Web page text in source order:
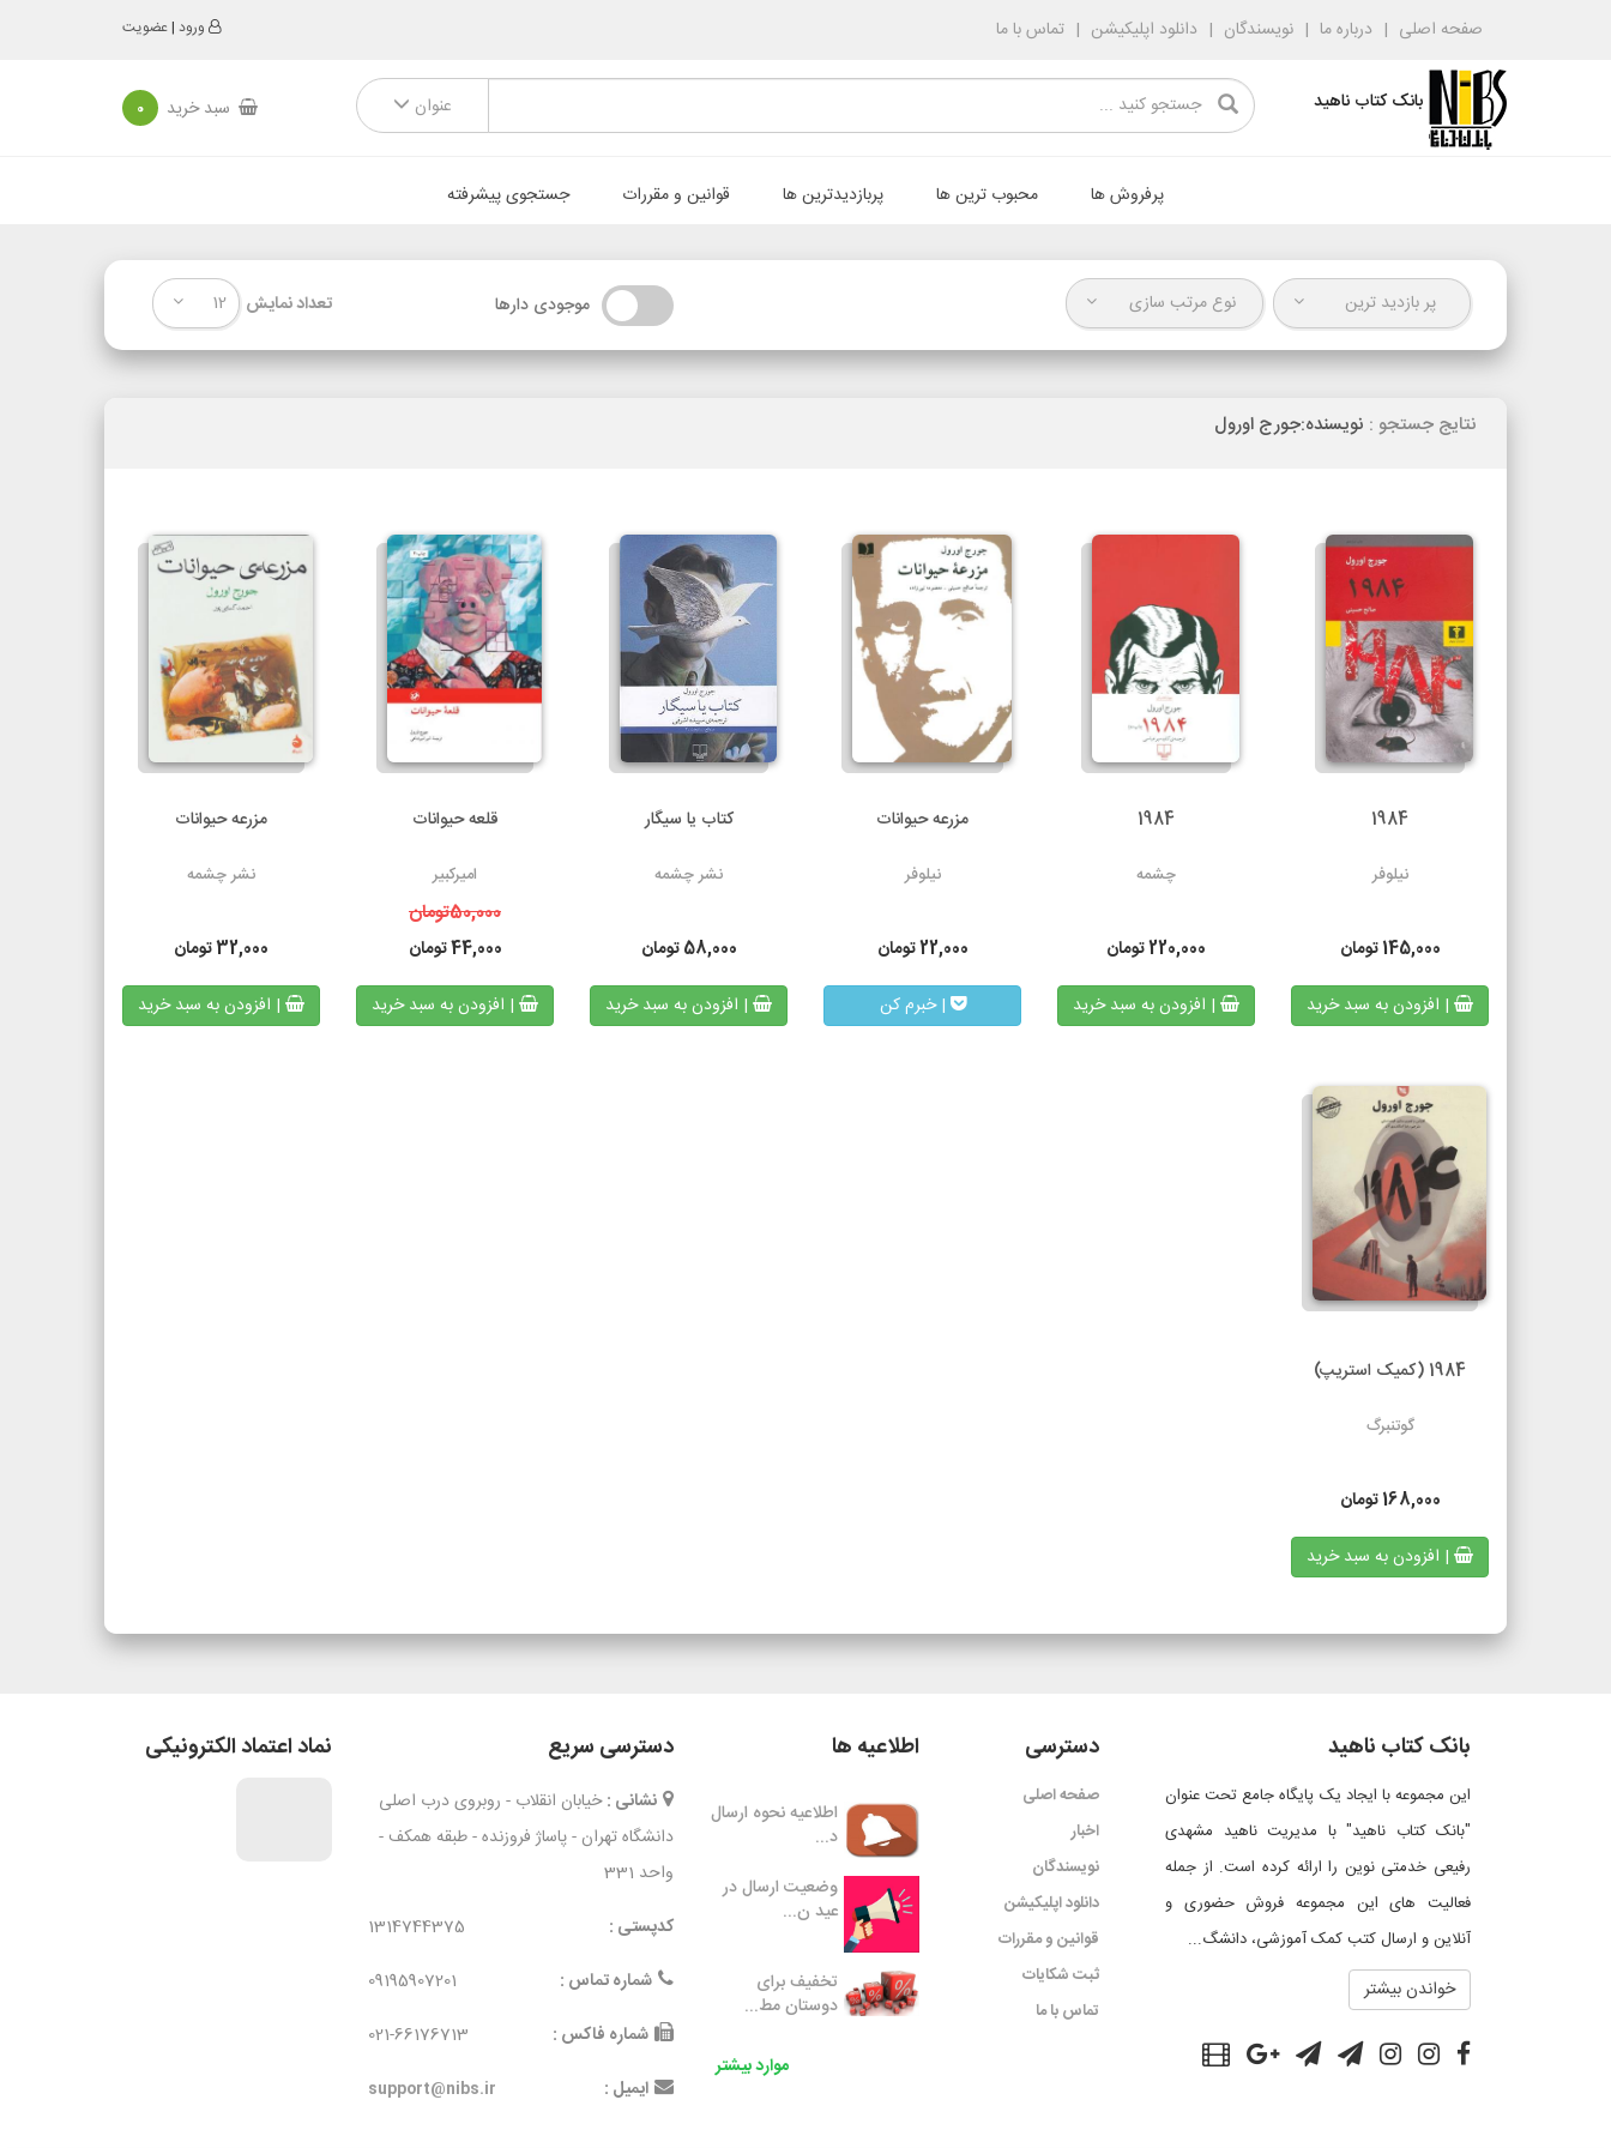
صفحه اصلی درباره ما نویسندگان دانلود اپلیکیشن تماس با ما ورود |عضویت
بانک کتاب ناهید عنوان سبد خرید 0
پرفروش ها محبوب ترین ها پربازدیدترین ها قوانین و مقررات جستجوی پیشرفته
پر بازدید ترین نوع مرتب سازی موجودی دارها تعداد نمایش 12
نتایج جستجو : نویسنده:جورج اورول
1984
نیلوفر
145,000تومان
| افزودن به سبد خرید
1984
چشمه
220,000تومان
| افزودن به سبد خرید
مزرعه حیوانات
نیلوفر
22,000تومان
| خبرم کن
کتاب یا سیگار
نشر چشمه
58,000تومان
| افزودن به سبد خرید
قلعه حیوانات
امیرکبیر
50,000تومان
44,000تومان
| افزودن به سبد خرید
مزرعه حیوانات
نشر چشمه
32,000تومان
| افزودن به سبد خرید
1984 (کمیک استریپ)
گوتنبرگ
168,000تومان
| افزودن به سبد خرید
بانک کتاب ناهید
این مجموعه با ایجاد یک پایگاه جامع تحت عنوان
"بانک کتاب ناهید" با مدیریت ناهید مشهدی
رفیعی خدمتی نوین را ارائه کرده است. از جمله
فعالیت های این مجموعه فروش حضوری و
آنلاین و ارسال کتب کمک آموزشی، دانشگ...
خواندن بیشتر
دسترسی
صفحه اصلی
اخبار
نویسندگان
دانلود اپلیکیشن
قوانین و مقررات
ثبت شکایات
تماس با ما
اطلاعیه ها
اطلاعیه نحوه ارسال
د...
وضعیت ارسال در
عید ن...
تخفیف برای
دوستان مط...
موارد بیشتر
دسترسی سریع
نشانی : خیابان انقلاب - روبروی درب اصلی
دانشگاه تهران - پاساژ فروزنده - طبقه همکف -
واحد 331
کدپستی :
1314744375
شماره تماس :
09195907201
شماره فاکس :
021-66176713
ایمیل :
support@nibs.ir
نماد اعتماد الکترونیکی